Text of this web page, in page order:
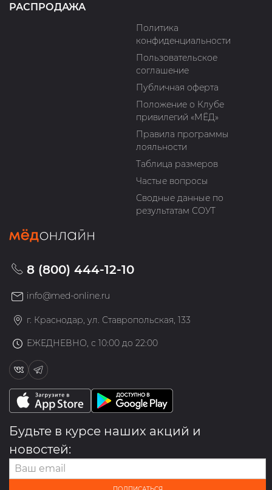
РАСПРОДАЖА
Политика
конфиденциальности
Пользовательское
соглашение
Публичная оферта
Положение о Клубе
привилегий «МЁД»
Правила программы
лояльности
Таблица размеров
Частые вопросы
Сводные данные по
результатам СОУТ
8 (800) 444-12-10
info@med-online.ru
г. Краснодар, ул. Ставропольская, 133
ЕЖЕДНЕВНО, с 10:00 до 22:00
Будьте в курсе наших акций и
новостей: